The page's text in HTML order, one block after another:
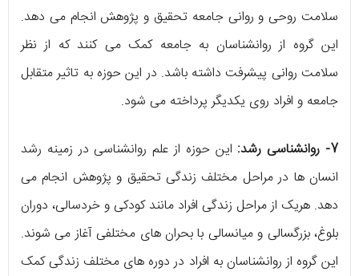
سلامت روحی و روانی جامعه تحقیق و پژوهش انجام می دهد.
این گروه از روانشناسان به جامعه کمک می کنند که از نظر
سلامت روانی پیشرفت داشته باشد. در این حوزه به تاثیر متقابل
جامعه و افراد روی یکدیگر پرداخته می شود.
7- روانشناسی رشد:
این حوزه از علم روانشناسی در زمینه رشد
انسان ها در مراحل مختلف زندگی تحقیق و پژوهش انجام می
دهد. هریک از مراحل زندگی افراد مانند کودکی و خردسالی، دوران
بلوغ، بزرگسالی و میانسالی با بحران های مختلفی آغاز می شوند.
این گروه از روانشناسان به افراد در دوره های مختلف زندگی کمک